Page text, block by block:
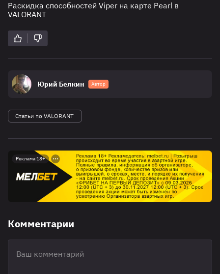
Раскидка способностей Viper на карте Pearl в
VALORANT
Юрий Белкин Автор
Статьи по VALORANT
Реклама 18+
Комментарии